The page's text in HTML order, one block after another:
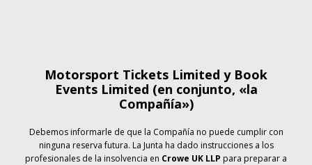
Motorsport Tickets Limited y Book
Events Limited (en conjunto, «la
Compañía»)
Debemos informarle de que la Compañía no puede cumplir con
ninguna reserva futura. La Junta ha dado instrucciones a los
profesionales de la insolvencia en Crowe UK LLP para preparar a